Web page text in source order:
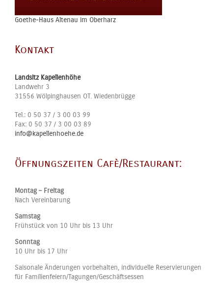
Goethe-Haus Altenau im Oberharz
Kontakt
Landsitz Kapellenhöhe
Landwehr 3
31556 Wölpinghausen OT. Wiedenbrügge
Tel.: 0 50 37 / 3 00 03 99
Fax: 0 50 37 / 3 00 03 89
info@kapellenhoehe.de
Öffnungszeiten Cafè/Restaurant:
Montag – Freitag
Nach Vereinbarung
Samstag
Frühstück von 10 Uhr bis 13 Uhr
Sonntag
10 Uhr bis 17 Uhr
Saisonale Änderungen vorbehalten, individuelle Reservierungen
für Familienfeiern/Tagungen/Geschäftsessen